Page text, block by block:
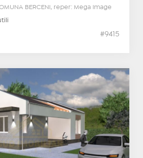
BERCENI, reper: Mega Image
#9415